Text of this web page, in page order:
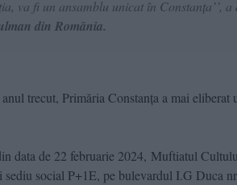
va fi un ansamblu unicat în Constanța’’,
din România.
trecut, Primăria Constanța a mai
data de 22 februarie 2024, Muftiatul
sediu social P+1E, pe bulevardul I.G Duca